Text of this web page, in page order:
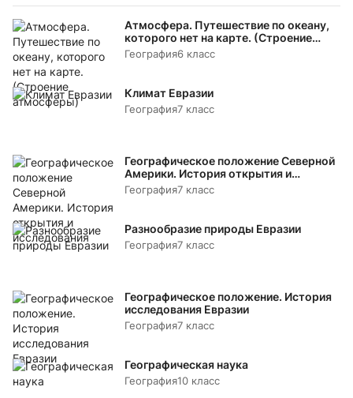
Атмосфера. Путешествие по океану,
которого нет на карте. (Строение
атмосферы)
География6 класс
Климат Евразии
География7 класс
Географическое положение Северной
Америки. История открытия и
исследования
География7 класс
Разнообразие природы Евразии
География7 класс
Географическое положение. История
исследования Евразии
География7 класс
Географическая наука
География10 класс